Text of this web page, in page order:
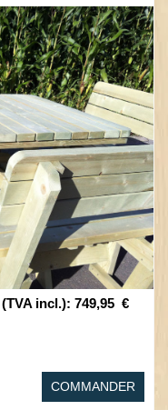
incl.): 749,95 €
COMMANDER